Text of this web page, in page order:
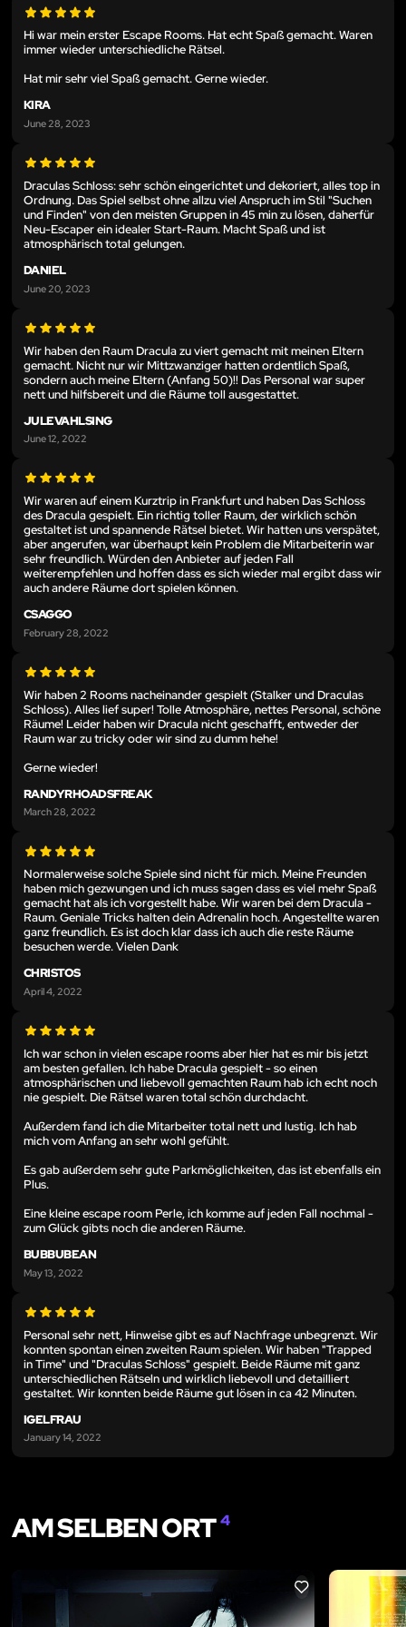
Hi war mein erster Escape Rooms. Hat echt Spaß gemacht. Waren
immer wieder unterschiedliche Rätsel.
Hat mir sehr viel Spaß gemacht. Gerne wieder.
KIRA
June 28, 2023
Draculas Schloss: sehr schön eingerichtet und dekoriert, alles top in
Ordnung. Das Spiel selbst ohne allzu viel Anspruch im Stil "Suchen
und Finden" von den meisten Gruppen in 45 min zu lösen, daherfür
Neu-Escaper ein idealer Start-Raum. Macht Spaß und ist
atmosphärisch total gelungen.
DANIEL
June 20, 2023
Wir haben den Raum Dracula zu viert gemacht mit meinen Eltern
gemacht. Nicht nur wir Mittzwanziger hatten ordentlich Spaß,
sondern auch meine Eltern (Anfang 50)!! Das Personal war super
nett und hilfsbereit und die Räume toll ausgestattet.
JULEVAHLSING
June 12, 2022
Wir waren auf einem Kurztrip in Frankfurt und haben Das Schloss
des Dracula gespielt. Ein richtig toller Raum, der wirklich schön
gestaltet ist und spannende Rätsel bietet. Wir hatten uns verspätet,
aber angerufen, war überhaupt kein Problem die Mitarbeiterin war
sehr freundlich. Würden den Anbieter auf jeden Fall
weiterempfehlen und hoffen dass es sich wieder mal ergibt dass wir
auch andere Räume dort spielen können.
CSAGGO
February 28, 2022
Wir haben 2 Rooms nacheinander gespielt (Stalker und Draculas
Schloss). Alles lief super! Tolle Atmosphäre, nettes Personal, schöne
Räume! Leider haben wir Dracula nicht geschafft, entweder der
Raum war zu tricky oder wir sind zu dumm hehe!
Gerne wieder!
RANDYRHOADSFREAK
March 28, 2022
Normalerweise solche Spiele sind nicht für mich. Meine Freunden
haben mich gezwungen und ich muss sagen dass es viel mehr Spaß
gemacht hat als ich vorgestellt habe. Wir waren bei dem Dracula -
Raum. Geniale Tricks halten dein Adrenalin hoch. Angestellte waren
ganz freundlich. Es ist doch klar dass ich auch die reste Räume
besuchen werde. Vielen Dank
CHRISTOS
April 4, 2022
Ich war schon in vielen escape rooms aber hier hat es mir bis jetzt
am besten gefallen. Ich habe Dracula gespielt - so einen
atmosphärischen und liebevoll gemachten Raum hab ich echt noch
nie gespielt. Die Rätsel waren total schön durchdacht.
Außerdem fand ich die Mitarbeiter total nett und lustig. Ich hab
mich vom Anfang an sehr wohl gefühlt.
Es gab außerdem sehr gute Parkmöglichkeiten, das ist ebenfalls ein
Plus.
Eine kleine escape room Perle, ich komme auf jeden Fall nochmal -
zum Glück gibts noch die anderen Räume.
BUBBUBEAN
May 13, 2022
Personal sehr nett, Hinweise gibt es auf Nachfrage unbegrenzt. Wir
konnten spontan einen zweiten Raum spielen. Wir haben "Trapped
in Time" und "Draculas Schloss" gespielt. Beide Räume mit ganz
unterschiedlichen Rätseln und wirklich liebevoll und detailliert
gestaltet. Wir konnten beide Räume gut lösen in ca 42 Minuten.
IGELFRAU
January 14, 2022
AM SELBEN ORT4
LIKE